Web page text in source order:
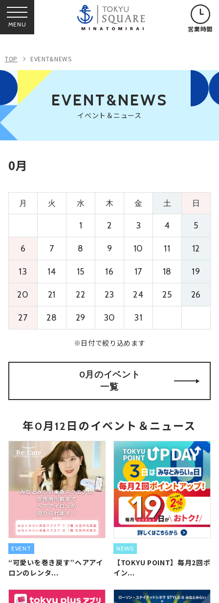
MENU 営業時間
TOP EVENT&NEWS
EVENT&NEWS
イベント＆ニュース
0月
月 火 水 木 金 土 日
1 2 3 4 5
6 7 8 9 10 11 12
13 14 15 16 17 18 19
20 21 22 23 24 25 26
27 28 29 30 31
※日付で絞り込めます
0月のイベント
一覧
年0月12日のイベント＆ニュース
EVENT
“可愛いを巻き戻す”ヘアアイ
ロンのレンタ...
NEWS
【TOKYU POINT】毎月2回ポ
イン...